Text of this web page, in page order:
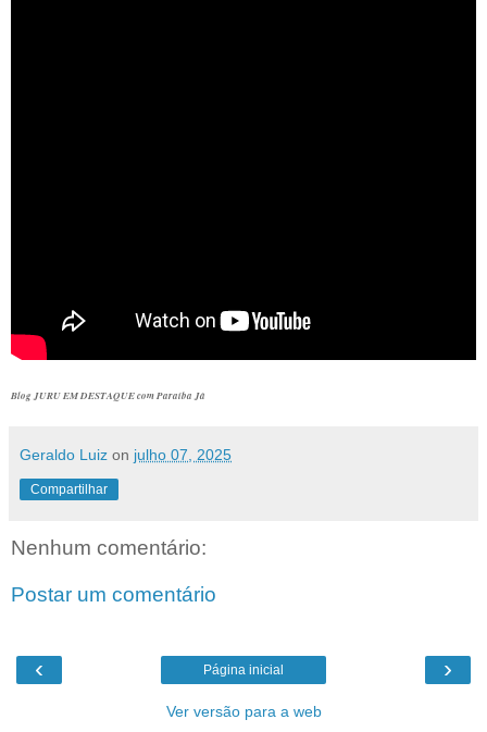
Blog JURU EM DESTAQUE com Paraíba Já
Geraldo Luiz on julho 07, 2025
Compartilhar
Nenhum comentário:
Postar um comentário
‹ ›
Página inicial
Ver versão para a web